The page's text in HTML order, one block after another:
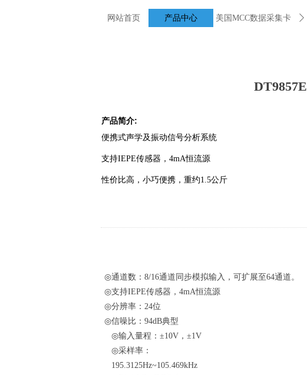
网站首页 数据采集 美国MCC数据采集卡 ꄲ
DT9857E
便携式声学及振动信号分析系统
支持IEPE传感器，4mA恒流源
性价比高，小巧便携，重约1.5公斤
◎通道数： 8/16通道同步模拟输入，可扩展至64通道。
◎支持IEPE传感器， 4mA恒流源
◎分辨率： 24位
◎信噪比： 94dB典型
◎输入量程： ±10V ， ±1V
◎采样率：
195.3125Hz~105.469kHz
产品简介:
产品中心